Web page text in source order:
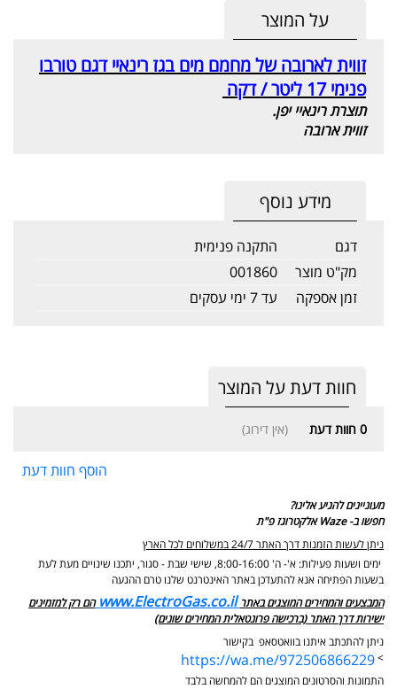
על המוצר
זווית לארובה של מחמם מים בגז רינאיי דגם טורבו
פנימי 17 ליטר / דקה
תוצרת רינאיי יפן.
זווית ארובה
מידע נוסף
דגם
התקנה פנימית
מק"ט מוצר
001860
זמן אספקה
עד 7 ימי עסקים
חוות דעת על המוצר
0 חוות דעת (אין דירוג)
הוסף חוות דעת
מעוניינים להגיע אלינו?
חפשו ב- Waze אלקטרוגז פ"ת
ניתן לעשות הזמנות דרך האתר 24/7 במשלוחים לכל הארץ
ימים ושעות פעילות: א'- ה' 8:00-16:00, שישי שבת - סגור,
יתכנו שינויים מעת לעת
בשעות הפתיחה אנא להתעדכן באתר האינטרנט שלנו טרם ההגעה
המבצעים והמחירים המוצגים באתר www.ElectroGas.co.il הם רק למזמינים
ישירות דרך האתר (ברכישה פרונטאלית המחירים שונים)
ניתן להתכתב איתנו בוואטסאפ בקישור
>
https://wa.me/972506866229
התמונות והסרטונים המוצגים הם להמחשה בלבד